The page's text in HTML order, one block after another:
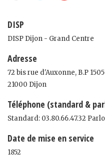
DISP
DISP Dijon - Grand Centre
Adresse
72 bis rue d'Auxonne, B.P 1505
21000 Dijon
Téléphone (standard &
Standard: 03.80.66.47.32
Date de mise en service
1852